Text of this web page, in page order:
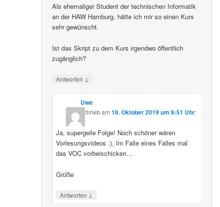
Als ehemaliger Student der technischen Informatik
an der HAW Hamburg, hätte ich mir so einen Kurs
sehr gewünscht.
Ist das Skript zu dem Kurs irgendwo öffentlich
zugänglich?
Antworten ↓
Uwe
schriebam 18. Oktober 2019 um 8:51 Uhr:
Ja, supergeile Folge! Noch schöner wären
Vorlesungsvideos :), Im Falle eines Falles mal
das VOC vorbeischicken…
Grüße
Antworten ↓